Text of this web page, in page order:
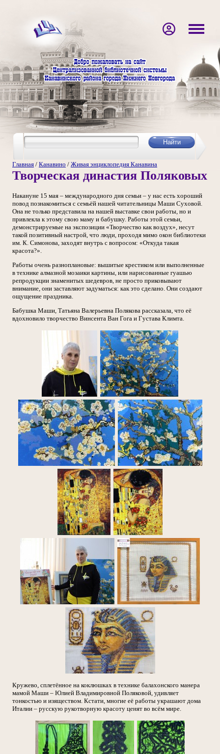
Главная / Канавино / Живая энциклопедия Канавина
Творческая династия Поляковых
Накануне 15 мая – международного дня семьи – у нас есть хороший
повод познакомиться с семьёй нашей читательницы Маши Суховой.
Она не только представила на нашей выставке свои работы, но и
привлекла к этому свою маму и бабушку. Работы этой семьи,
демонстрируемые на экспозиции «Творчество как воздух», несут
такой позитивный настрой, что люди, проходя мимо окон библиотеки
им. К. Симонова, заходят внутрь с вопросом: «Откуда такая
красота?».
Работы очень разноплановые: вышитые крестиком или выполненные
в технике алмазной мозаики картины, или нарисованные гуашью
репродукции знаменитых шедевров, не просто приковывают
внимание, они заставляют задуматься: как это сделано. Они создают
ощущение праздника.
Бабушка Маши, Татьяна Валерьевна Полякова рассказала, что её
вдохновило творчество Винсента Ван Гога и Густава Климта.
Кружево, сплетённое на коклюшках в технике балахонского манера
мамой Маши – Юлией Владимировной Поляковой, удивляет
тонкостью и изяществом. Кстати, многие её работы украшают дома
Италии – русскую рукотворную красоту ценят во всём мире.